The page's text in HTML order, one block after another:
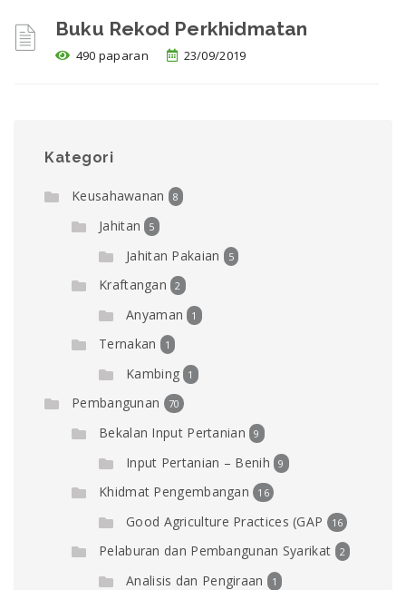
Buku Rekod Perkhidmatan
490 paparan 23/09/2019
Kategori
Keusahawanan 8
Jahitan 5
Jahitan Pakaian 5
Kraftangan 2
Anyaman 1
Ternakan 1
Kambing 1
Pembangunan 70
Bekalan Input Pertanian 9
Input Pertanian – Benih 9
Khidmat Pengembangan 16
Good Agriculture Practices (GAP 16
Pelaburan dan Pembangunan Syarikat 2
Analisis dan Pengiraan 1